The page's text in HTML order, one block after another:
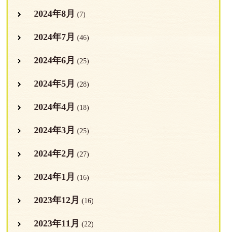
2024年8月 (7)
2024年7月 (46)
2024年6月 (25)
2024年5月 (28)
2024年4月 (18)
2024年3月 (25)
2024年2月 (27)
2024年1月 (16)
2023年12月 (16)
2023年11月 (22)